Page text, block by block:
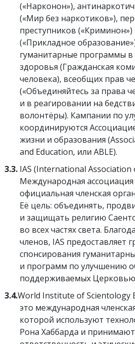
(«Нарконон»),
(«Мир без наркотиков»),
преступников («Криминон»)
(«Прикладное
гуманитарные программы в
здоровья (Гражданская
человека), всеобщих прав
(«Объединяйтесь за права
и в реагировании на
волонтёры). Кампании по
координируются
жизни и образования
and Education, или ABLE).
3.3. IAS (International
Международная ассоциация
официальная членская
Её цель: объединять,
и защищать религию
во всех частях света.
членов, IAS предоставляет
спонсирования
и программ по улучшению
поддерживаемых
3.4.World Institute of Scientology
это международная
которой используют
Рона Хаббарда и принимают